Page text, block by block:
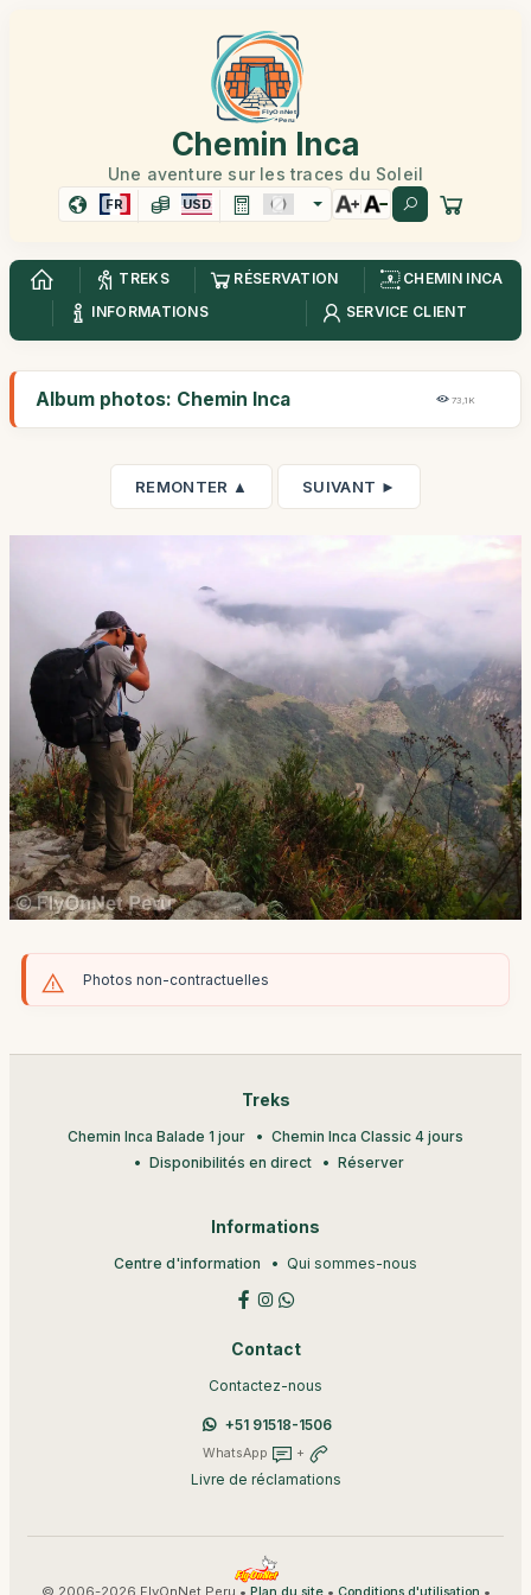
Chemin Inca
Une aventure sur les traces du Soleil
FR USD
TREKS RÉSERVATION
CHEMIN INCA
INFORMATIONS
SERVICE CLIENT
Album photos: Chemin Inca 73,1K
REMONTER ▲ SUIVANT ►
Photos non-contractuelles
Treks
Chemin Inca Balade 1 jour
Chemin Inca Classic 4 jours
Disponibilités en direct
Réserver
Informations
Centre d'information Qui sommes-nous
Contact
Contactez-nous
+51 91518-1506
WhatsApp +
Livre de réclamations
© 2006-2026 FlyOnNet Peru • • •